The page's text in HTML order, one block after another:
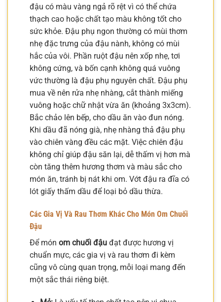
đậu có màu vàng ngả rõ rệt vì có thể chứa
thạch cao hoặc chất tạo màu không tốt cho
sức khỏe. Đậu phụ ngon thường có mùi thơm
nhẹ đặc trưng của đậu nành, không có mùi
hắc của vôi. Phần ruột đậu nên xốp nhẹ, tơi
không cứng, và bốn cạnh không quá vuông
vức thường là đậu phụ nguyên chất. Đậu phụ
mua về nên rửa nhẹ nhàng, cắt thành miếng
vuông hoặc chữ nhật vừa ăn (khoảng 3x3cm).
Bắc chảo lên bếp, cho dầu ăn vào đun nóng.
Khi dầu đã nóng già, nhẹ nhàng thả đậu phụ
vào chiên vàng đều các mặt. Việc chiên đậu
không chỉ giúp đậu săn lại, dễ thấm vị hơn mà
còn tăng thêm hương thơm và màu sắc cho
món ăn, tránh bị nát khi om. Vớt đậu ra đĩa có
lót giấy thấm dầu để loại bỏ dầu thừa.
Các Gia Vị Và Rau Thơm Khác Cho Món Om Chuối
Đậu
Để món om chuối đậu đạt được hương vị
chuẩn mực, các gia vị và rau thơm đi kèm
cũng vô cùng quan trọng, mỗi loại mang đến
một sắc thái riêng biệt.